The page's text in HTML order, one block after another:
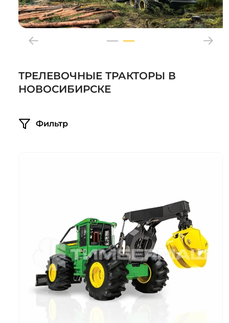
ТРЕЛЕВОЧНЫЕ ТРАКТОРЫ В
НОВОСИБИРСКЕ
Фильтр
Системы 3D нивелирования
Мини-погрузчики
Грейферные захваты
Посевная техника